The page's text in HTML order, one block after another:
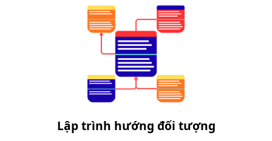
Lập trình hướng đối tượng